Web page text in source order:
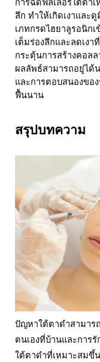
การฉีดฟิลเลอร์ใต้ตา
ลึก ทำให้เกิดเงาและ
เภทกรดไฮยาลูรอนิกเ
เต็มร่องลึกและลดเง
กระตุ้นการสร้างคอล
ผลลัพธ์สามารถอยู่ได้
และการตอบสนองขอ
ฟื้นนาน
สรุปบทความ
ปัญหาใต้ตาดำสามาร
ตนเองที่บ้านและการ
ใต้ตาดำที่เหมาะสมขึ้